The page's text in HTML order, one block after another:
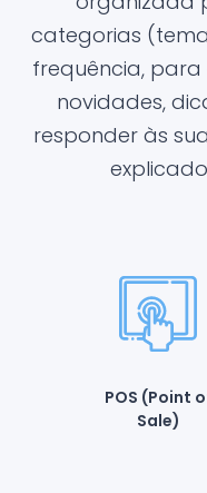
categorias
frequência,
novidades,
responder às
POS (Point
Sale)